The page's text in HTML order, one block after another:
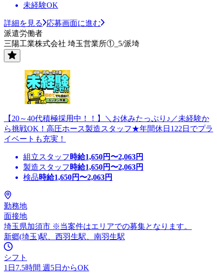
未経験OK
詳細を見る
応募画面に進む
派遣労働者
三陽工業株式会社 埼玉営業所①_5/派埼
【20～40代積極採用中！！】＼お休みたっぷり♪／未経験か
ら挑戦OK！高圧ホース製造スタッフ★年間休日122日でプラ
イベートも充実！
組立スタッフ 時給1,650円〜2,063円
製造スタッフ 時給1,650円〜2,063円
検品時給1,650円〜2,063円
勤務地
面接地
埼玉県加須市 ※当案件はエリアでの募集となります。
新郷(埼玉)駅、西羽生駅、南羽生駅
シフト
1日7.5時間 週5日からOK